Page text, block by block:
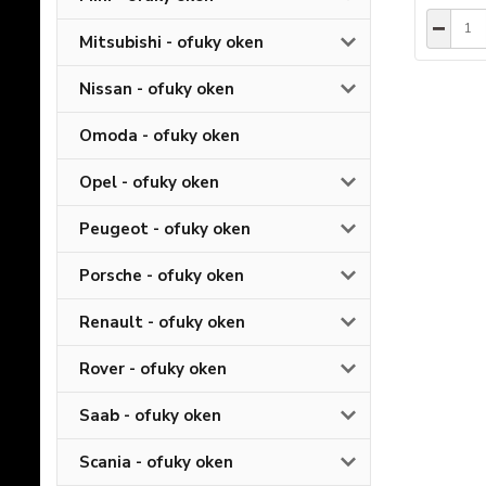
Mitsubishi - ofuky oken
Nissan - ofuky oken
Omoda - ofuky oken
Opel - ofuky oken
Peugeot - ofuky oken
Porsche - ofuky oken
Renault - ofuky oken
Rover - ofuky oken
Saab - ofuky oken
Scania - ofuky oken